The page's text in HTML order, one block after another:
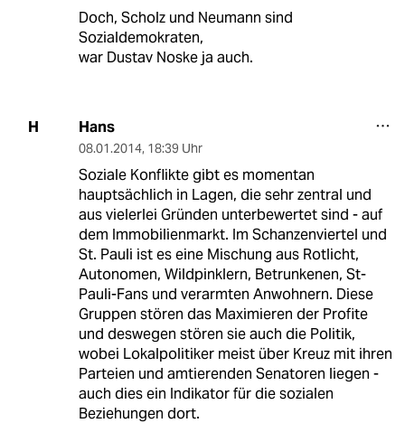
Doch, Scholz und Neumann sind
Sozialdemokraten,
war Dustav Noske ja auch.
H Hans
08.01.2014, 18:39 Uhr
Soziale Konflikte gibt es momentan
hauptsächlich in Lagen, die sehr zentral und
aus vielerlei Gründen unterbewertet sind - auf
dem Immobilienmarkt. Im Schanzenviertel und
St. Pauli ist es eine Mischung aus Rotlicht,
Autonomen, Wildpinklern, Betrunkenen, St-
Pauli-Fans und verarmten Anwohnern. Diese
Gruppen stören das Maximieren der Profite
und deswegen stören sie auch die Politik,
wobei Lokalpolitiker meist über Kreuz mit ihren
Parteien und amtierenden Senatoren liegen -
auch dies ein Indikator für die sozialen
Beziehungen dort.